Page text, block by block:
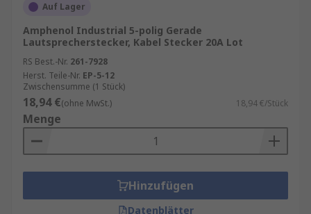
Auf Lager
Amphenol Industrial 5-polig Gerade
Lautsprecherstecker, Kabel Stecker 20A Lot
RS Best.-Nr. 261-7928
Herst. Teile-Nr. EP-5-12
Zwischensumme (1 Stück)
18,94 €(ohne MwSt.) 18,94 €/Stück
Menge
Hinzufügen
Datenblätter